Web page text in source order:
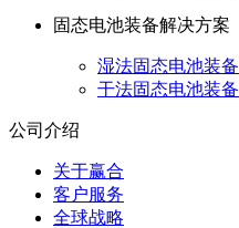
固态电池装备解决方案
湿法固态电池装备
干法固态电池装备
公司介绍
关于赢合
客户服务
全球战略